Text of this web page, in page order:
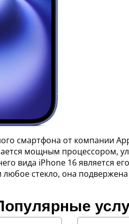
смартфона от компании
мощным процессором,
вида iPhone 16 является
любое стекло, она